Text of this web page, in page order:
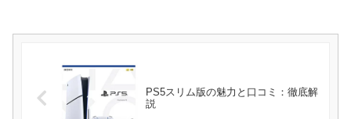
PS5スリム版の魅力と口コミ：徹底解
説